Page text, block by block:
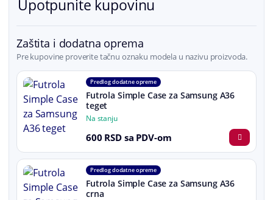
Upotpunite kupovinu
Zaštita i dodatna oprema
Pre kupovine proverite tačnu oznaku modela u nazivu proizvoda.
Predlog dodatne opreme
Futrola Simple Case za Samsung A36
teget
Na stanju
600 RSD sa PDV-om
Predlog dodatne opreme
Futrola Simple Case za Samsung A36
crna